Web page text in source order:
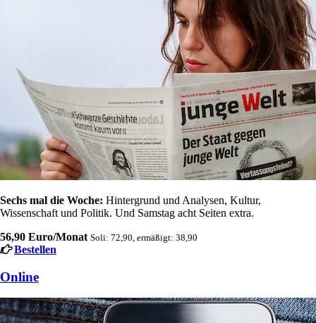
Sechs mal die Woche: Hintergrund und Analysen, Kultur,
Wissenschaft und Politik. Und Samstag acht Seiten extra.
56,90 Euro/Monat Soli: 72,90, ermäßigt: 38,90
Bestellen
Online